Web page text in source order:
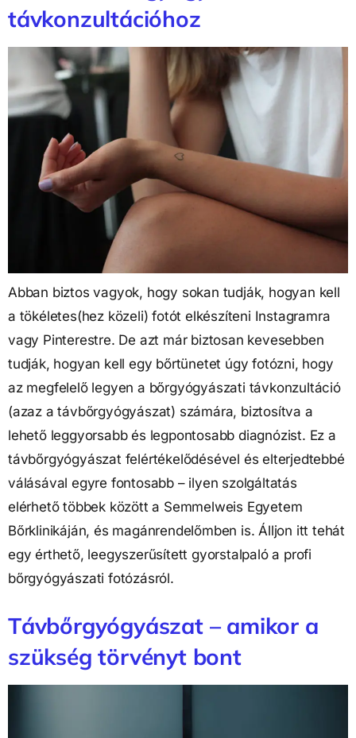
távkonzultációhoz
Abban biztos vagyok, hogy sokan tudják, hogyan kell
a tökéletes(hez közeli) fotót elkészíteni Instagramra
vagy Pinterestre. De azt már biztosan kevesebben
tudják, hogyan kell egy bőrtünetet úgy fotózni, hogy
az megfelelő legyen a bőrgyógyászati távkonzultáció
(azaz a távbőrgyógyászat) számára, biztosítva a
lehető leggyorsabb és legpontosabb diagnózist. Ez a
távbőrgyógyászat felértékelődésével és elterjedtebbé
válásával egyre fontosabb – ilyen szolgáltatás
elérhető többek között a Semmelweis Egyetem
Bőrklinikáján, és magánrendelőmben is. Álljon itt tehát
egy érthető, leegyszerűsített gyorstalpaló a profi
bőrgyógyászati fotózásról.
Távbőrgyógyászat – amikor a
szükség törvényt bont